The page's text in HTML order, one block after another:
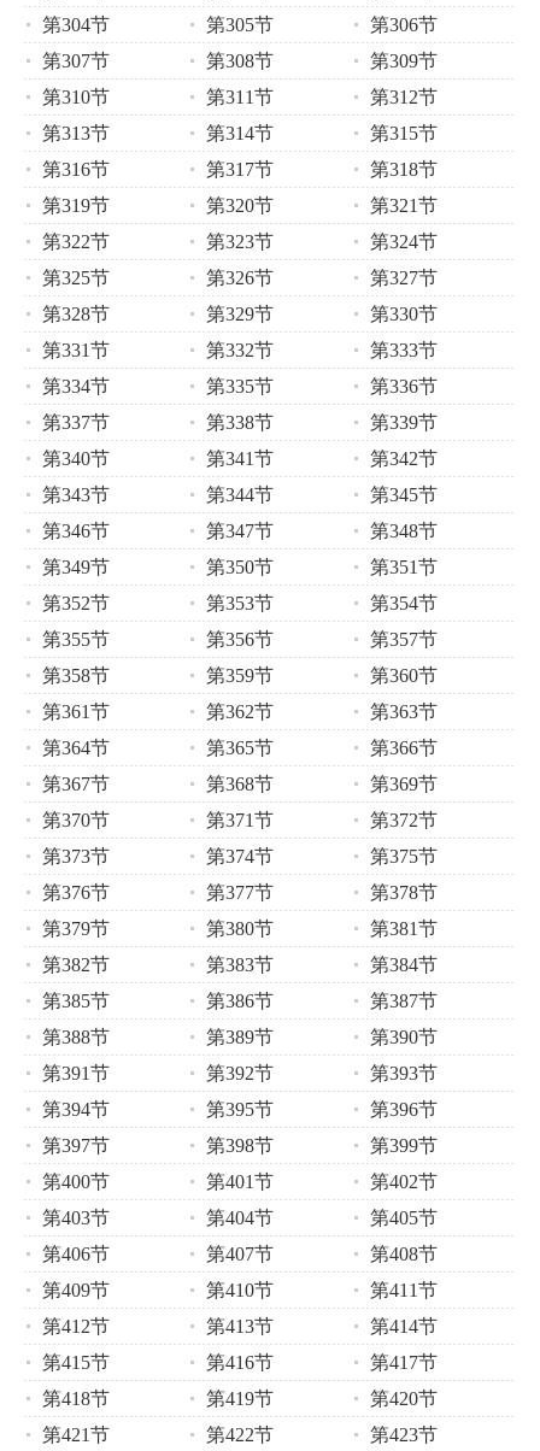
第304节
第305节
第306节
第307节
第308节
第309节
第310节
第311节
第312节
第313节
第314节
第315节
第316节
第317节
第318节
第319节
第320节
第321节
第322节
第323节
第324节
第325节
第326节
第327节
第328节
第329节
第330节
第331节
第332节
第333节
第334节
第335节
第336节
第337节
第338节
第339节
第340节
第341节
第342节
第343节
第344节
第345节
第346节
第347节
第348节
第349节
第350节
第351节
第352节
第353节
第354节
第355节
第356节
第357节
第358节
第359节
第360节
第361节
第362节
第363节
第364节
第365节
第366节
第367节
第368节
第369节
第370节
第371节
第372节
第373节
第374节
第375节
第376节
第377节
第378节
第379节
第380节
第381节
第382节
第383节
第384节
第385节
第386节
第387节
第388节
第389节
第390节
第391节
第392节
第393节
第394节
第395节
第396节
第397节
第398节
第399节
第400节
第401节
第402节
第403节
第404节
第405节
第406节
第407节
第408节
第409节
第410节
第411节
第412节
第413节
第414节
第415节
第416节
第417节
第418节
第419节
第420节
第421节
第422节 第423节